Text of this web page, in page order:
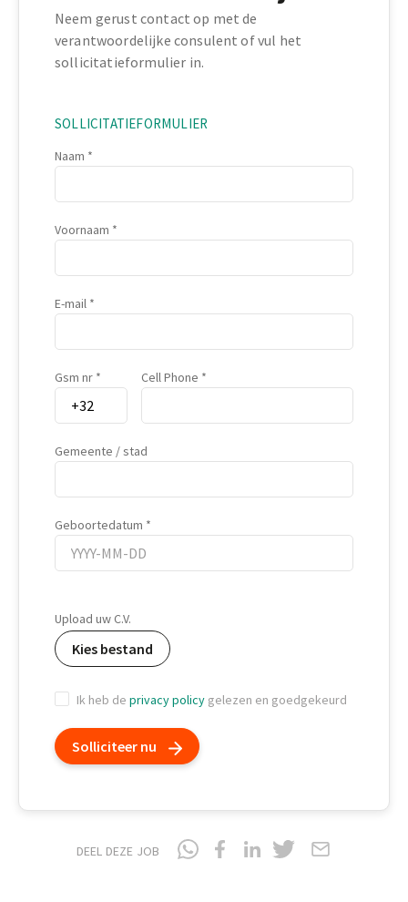
Neem gerust contact op met de
verantwoordelijke consulent of vul het
sollicitatieformulier in.
SOLLICITATIEFORMULIER
Naam
Voornaam
E-mail
Gsm nr Cell Phone
Gemeente / stad
Geboortedatum
Upload uw C.V.
Kies bestand
Ik heb de privacy policy gelezen en goedgekeurd
Solliciteer nu
DEEL DEZE JOB